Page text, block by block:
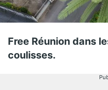
Free Réunion dans
coulisses.